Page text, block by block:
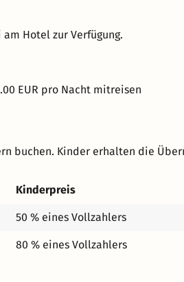
Hotel zur Verfügung.
EUR pro Nacht mitreisen
buchen. Kinder erhalten die
Kinderpreis
50 % eines Vollzahlers
80 % eines Vollzahlers